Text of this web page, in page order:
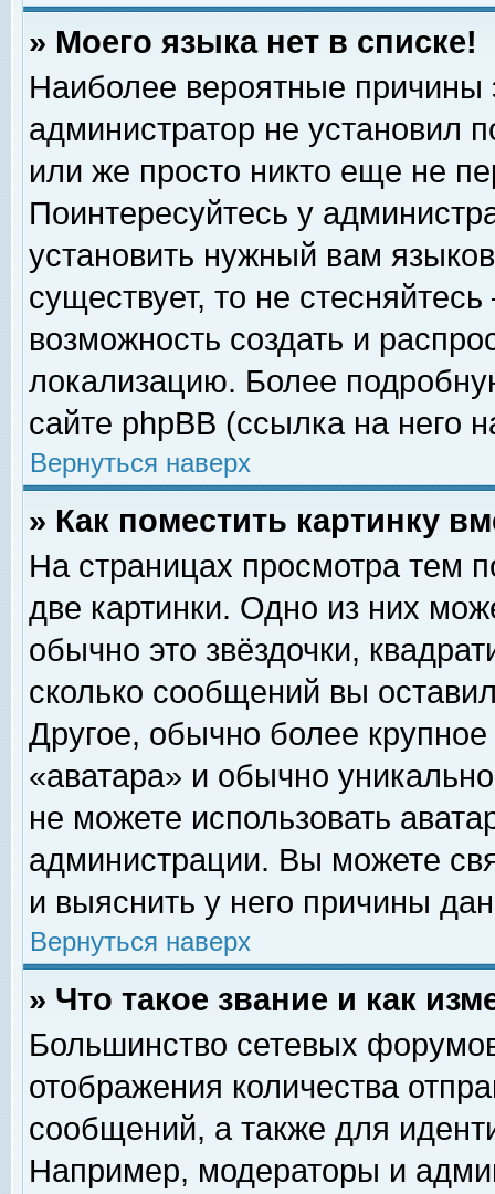
» Моего языка нет в списке!
Наиболее вероятные причины
администратор не установил
или же просто никто еще не
Поинтересуйтесь у
установить нужный вам
существует, то не
возможность создать и
локализацию. Более
сайте phpBB (ссылка на него
Вернуться наверх
» Как поместить картинку
На страницах просмотра тем
две картинки. Одно из них
обычно это звёздочки,
сколько сообщений вы
Другое, обычно более
«аватара» и обычно
не можете использовать
администрации. Вы можете
и выяснить у него причины
Вернуться наверх
» Что такое звание и как
Большинство сетевых
отображения количества
сообщений, а также для
Например, модераторы и